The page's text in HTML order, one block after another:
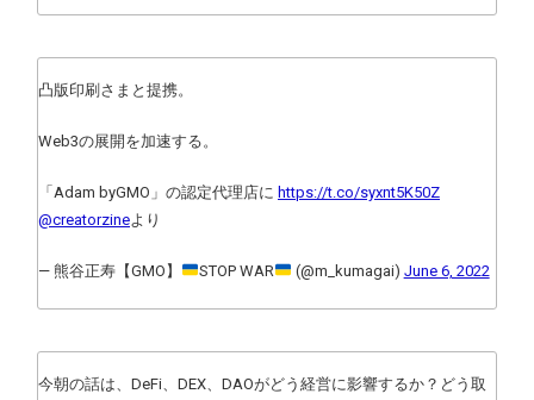
凸版印刷さまと提携。
Web3の展開を加速する。
「Adam byGMO」の認定代理店に https://t.co/syxnt5K50Z
@creatorzineより
— 熊谷正寿【GMO】 STOP WAR (@m_kumagai) June 6, 2022
今朝の話は、DeFi、DEX、DAOがどう経営に影響するか？どう取